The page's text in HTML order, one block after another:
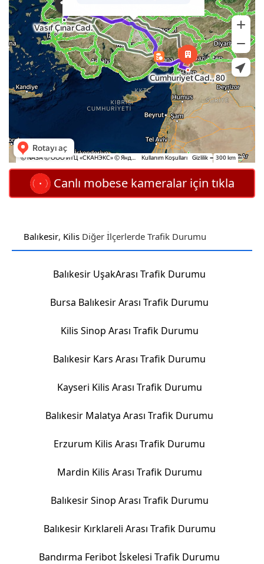
Canlı mobese kameralar için tıkla
Balıkesir, Kilis Diğer İlçerlerde Trafik Durumu
Balıkesir UşakArası Trafik Durumu
Bursa Balıkesir Arası Trafik Durumu
Kilis Sinop Arası Trafik Durumu
Balıkesir Kars Arası Trafik Durumu
Kayseri Kilis Arası Trafik Durumu
Balıkesir Malatya Arası Trafik Durumu
Erzurum Kilis Arası Trafik Durumu
Mardin Kilis Arası Trafik Durumu
Balıkesir Sinop Arası Trafik Durumu
Balıkesir Kırklareli Arası Trafik Durumu
Bandırma Feribot İskelesi Trafik Durumu